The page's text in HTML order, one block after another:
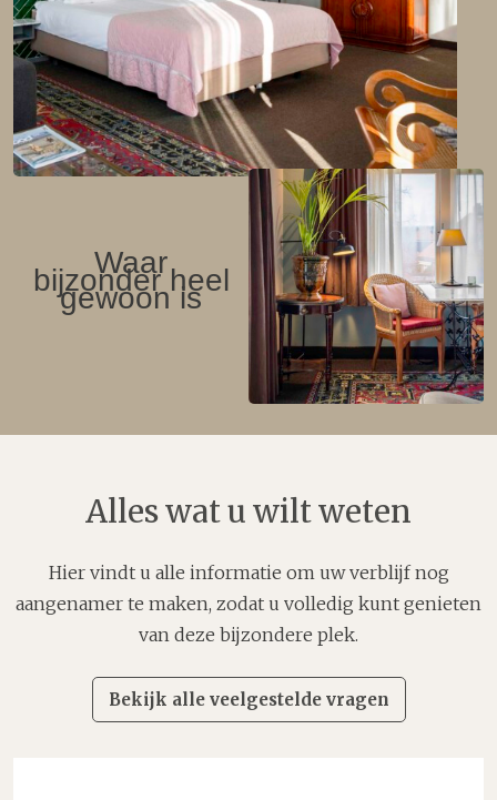
Waar
bijzonder heel
gewoon is
Alles wat u wilt weten
Hier vindt u alle informatie om uw verblijf nog
aangenamer te maken, zodat u volledig kunt genieten
van deze bijzondere plek.
Bekijk alle veelgestelde vragen